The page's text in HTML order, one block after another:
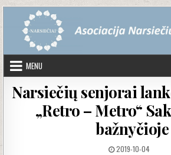
Skip to content
MENU
Narsiečių senjorai
„Retro – Metro“
bažnyčioje
PUBLISHED DATE:
2019-10-04